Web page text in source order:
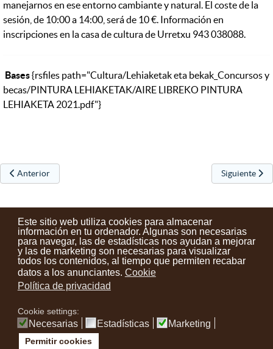
Este sitio web utiliza cookies para almacenar
información en tu ordenador. Algunas son necesarias
para navegar, las de estadísticas nos ayudan a mejorar
y las de marketing son necesarias para visualizar
todos los contenidos, al tiempo que permiten recabar
datos a los anunciantes. Cookie
Política de privacidad
Cookie settings:
Necesarias Estadísticas Marketing
Permitir cookies
manejarnos en ese entorno cambiante y natural. El coste de la
sesión, de 10:00 a 14:00, será de 10 €. Información en
inscripciones en la casa de cultura de Urretxu 943 038088.
Bases{rsfiles path="Cultura/Lehiaketak eta bekak_Concursos y
becas/PINTURA LEHIAKETAK/AIRE LIBREKO PINTURA
LEHIAKETA 2021.pdf"}
Artículo anterior: Josu Maroto presenta en Urretxu "Masala Soul
Anterior Artículo
Siguiente
Contactos Condiciones de uso Aviso legal
Noticias
Tu opinión cuenta